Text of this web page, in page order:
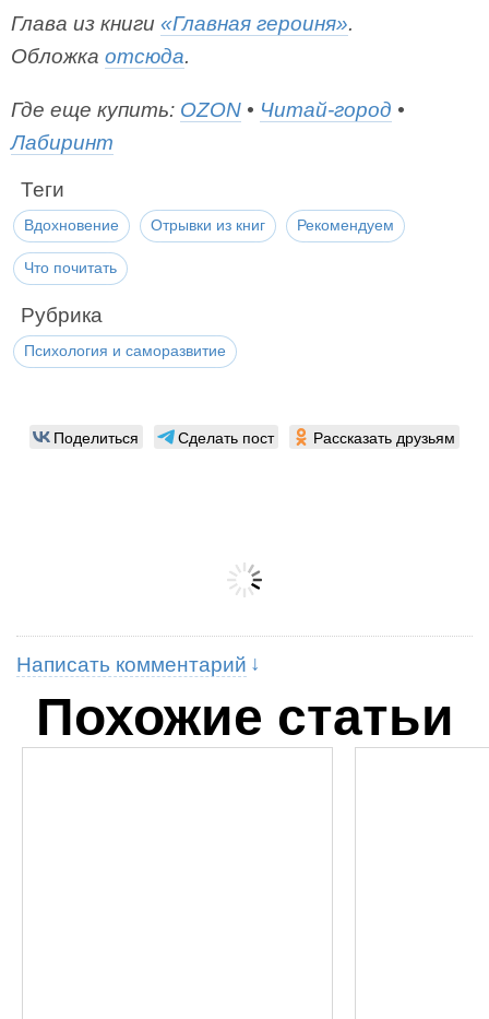
Глава из книги «Главная героиня».
Обложка отсюда.
Где еще купить: OZON • Читай-город •
Лабиринт
Теги
Вдохновение Отрывки из книг Рекомендуем
Что почитать
Рубрика
Психология и саморазвитие
Поделиться Сделать пост Рассказать друзьям
Написать комментарий
Похожие статьи